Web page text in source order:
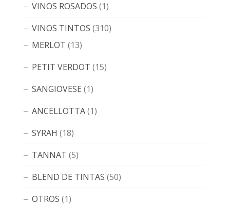
VINOS ROSADOS (1)
VINOS TINTOS (310)
MERLOT (13)
PETIT VERDOT (15)
SANGIOVESE (1)
ANCELLOTTA(1)
SYRAH (18)
TANNAT (5)
BLEND DE TINTAS (50)
OTROS (1)